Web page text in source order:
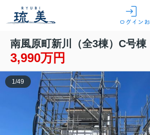
ログイン
南風原町新川（全3棟）C号棟
3,990万円
1 /49